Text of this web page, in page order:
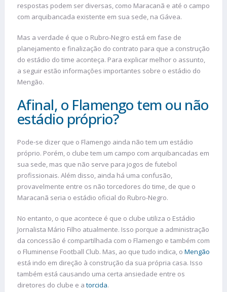
respostas podem ser diversas, como Maracanã e até o campo
com arquibancada existente em sua sede, na Gávea.
Mas a verdade é que o Rubro-Negro está em fase de
planejamento e finalização do contrato para que a construção
do estádio do time aconteça. Para explicar melhor o assunto,
a seguir estão informações importantes sobre o estádio do
Mengão.
Afinal, o Flamengo tem ou não
estádio próprio?
Pode-se dizer que o Flamengo ainda não tem um estádio
próprio. Porém, o clube tem um campo com arquibancadas em
sua sede, mas que não serve para jogos de futebol
profissionais. Além disso, ainda há uma confusão,
provavelmente entre os não torcedores do time, de que o
Maracanã seria o estádio oficial do Rubro-Negro.
No entanto, o que acontece é que o clube utiliza o Estádio
Jornalista Mário Filho atualmente. Isso porque a administração
da concessão é compartilhada com o Flamengo e também com
o Fluminense Football Club. Mas, ao que tudo indica, o Mengão
está indo em direção à construção da sua própria casa. Isso
também está causando uma certa ansiedade entre os
diretores do clube e a torcida.